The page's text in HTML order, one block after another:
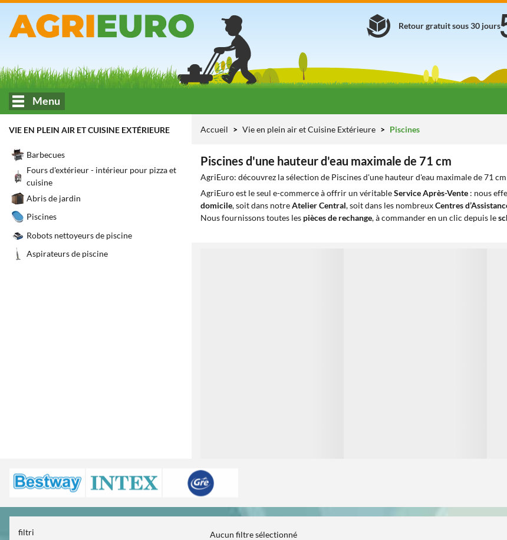
Retour gratuit sous 30 jours
Menu
VIE EN PLEIN AIR ET CUISINE EXTÉRIEURE
Barbecues
Fours d'extérieur - intérieur pour pizza et
cuisine
Abris de jardin
Piscines
Robots nettoyeurs de piscine
Aspirateurs de piscine
Accueil Vie en plein air et Cuisine Extérieure Piscines
Piscines d'une hauteur d'eau maximale de 71 cm
AgriEuro: découvrez la sélection de Piscines d'une hauteur d'eau maximale de 71
AgriEuro est le seul e-commerce à offrir un véritableService Après-Vente : nous
domicile, soit dans notreAtelier Central, soit dans les nombreuxCentres
Nous fournissons toutes les pièces de rechange, à commander en un clic depuis le
filtri Aucun filtre sélectionné